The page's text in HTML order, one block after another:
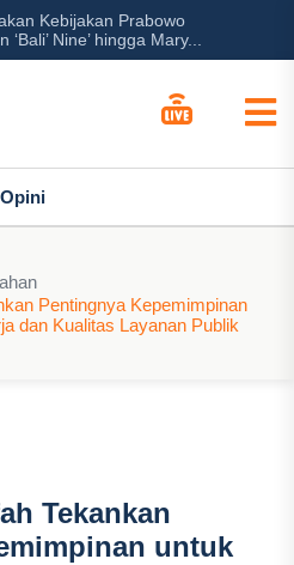
Kebijakan Prabowo
Nine’ hingga Mary...
Opini
Pentingnya Kepemimpinan
dan Kualitas Layanan Publik
Tekankan
untuk